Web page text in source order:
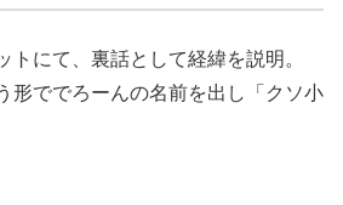
トにて、裏話として経緯を説明。
形ででろーんの名前を出し「クソ小